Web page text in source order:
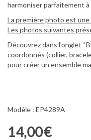
harmoniser parfaitement
La première photo est
Les photos suivantes
Découvrez dans l’onglet
coordonnés (collier,
pour créer un ensemble
Modèle : EP4289A
14,00€